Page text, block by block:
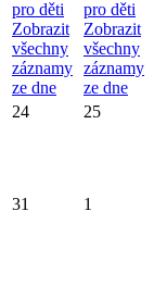
pro děti
Zobrazit
všechny
záznamy
ze dne
pro děti
Zobrazit
všechny
záznamy
ze dne
24 25
31 1